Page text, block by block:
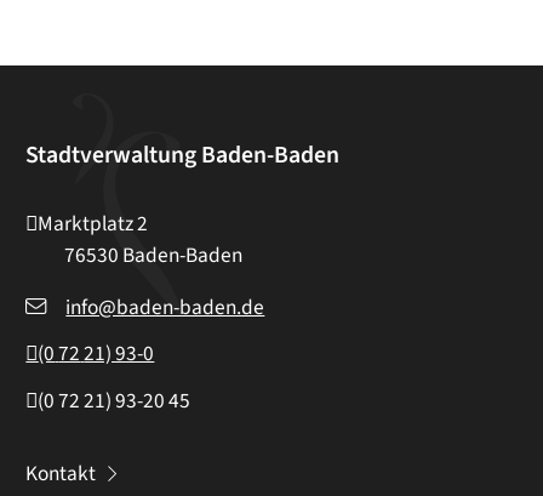
Stadtverwaltung Baden-Baden
Marktplatz 2
76530 Baden-Baden
info@baden-baden.de
(07221) 93-0
(07221) 93-2045
Kontakt